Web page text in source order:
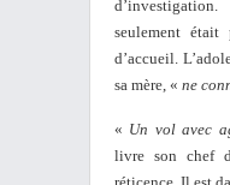
seulement était
d’accueil.
sa mère, « ne
« Un vol avec
livre son chef